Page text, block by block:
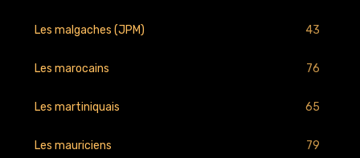
Les malgaches (JPM) 43
Les marocains 76
Les martiniquais 65
Les mauriciens 79